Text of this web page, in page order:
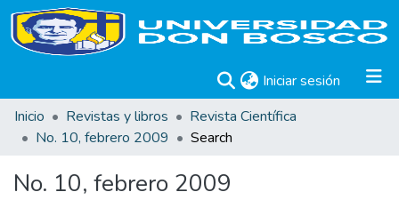
Iniciar sesión (current)
Inicio
Revistas y libros
Revista Científica
No. 10, febrero 2009
Search
No. 10, febrero 2009